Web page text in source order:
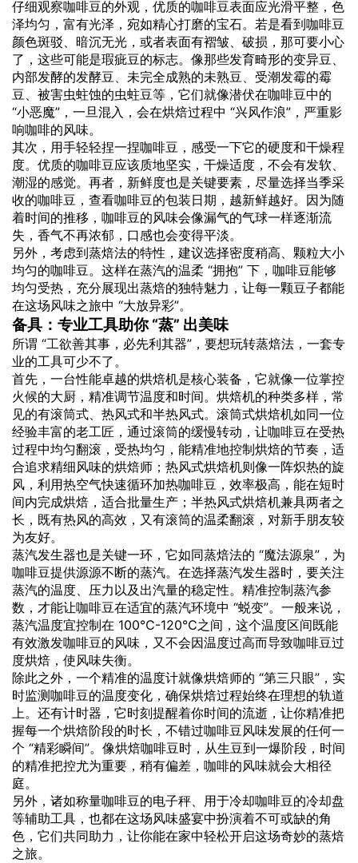
仔细观察咖啡豆的外观，优质的咖啡豆表面应光滑平整，色
泽均匀，富有光泽，宛如精心打磨的宝石。若是看到咖啡豆
颜色斑驳、暗沉无光，或者表面有褶皱、破损，那可要小心
了，这些可能是瑕疵豆的标志。像那些发育畸形的变异豆、
内部发酵的发酵豆、未完全成熟的未熟豆、受潮发霉的霉
豆、被害虫蛀蚀的虫蛀豆等，它们就像潜伏在咖啡豆中的
“小恶魔”，一旦混入，会在烘焙过程中 “兴风作浪”，严重影
响咖啡的风味。
其次，用手轻轻捏一捏咖啡豆，感受一下它的硬度和干燥程
度。优质的咖啡豆应该质地坚实，干燥适度，不会有发软、
潮湿的感觉。再者，新鲜度也是关键要素，尽量选择当季采
收的咖啡豆，查看咖啡豆的包装日期，越新鲜越好。因为随
着时间的推移，咖啡豆的风味会像漏气的气球一样逐渐流
失，香气不再浓郁，口感也会变得平淡。
另外，考虑到蒸焙法的特性，建议选择密度稍高、颗粒大小
均匀的咖啡豆。这样在蒸汽的温柔 “拥抱” 下，咖啡豆能够
均匀受热，充分展现出蒸焙的独特魅力，让每一颗豆子都能
在这场风味之旅中 “大放异彩”。
备具：专业工具助你 “蒸” 出美味
所谓 “工欲善其事，必先利其器”，要想玩转蒸焙法，一套专
业的工具可少不了。
首先，一台性能卓越的烘焙机是核心装备，它就像一位掌控
火候的大厨，精准调节温度和时间。烘焙机的种类多样，常
见的有滚筒式、热风式和半热风式。滚筒式烘焙机如同一位
经验丰富的老工匠，通过滚筒的缓慢转动，让咖啡豆在受热
过程中均匀翻滚，受热均匀，能精准地控制烘焙的节奏，适
合追求精细风味的烘焙师；热风式烘焙机则像一阵炽热的旋
风，利用热空气快速循环加热咖啡豆，效率极高，能在短时
间内完成烘焙，适合批量生产；半热风式烘焙机兼具两者之
长，既有热风的高效，又有滚筒的温柔翻滚，对新手朋友较
为友好。
蒸汽发生器也是关键一环，它如同蒸焙法的 “魔法源泉”，为
咖啡豆提供源源不断的蒸汽。在选择蒸汽发生器时，要关注
蒸汽的温度、压力以及出汽量的稳定性。精准控制蒸汽参
数，才能让咖啡豆在适宜的蒸汽环境中 “蜕变”。一般来说，
蒸汽温度宜控制在 100℃-120℃之间，这个温度区间既能
有效激发咖啡豆的风味，又不会因温度过高而导致咖啡豆过
度烘焙，使风味失衡。
除此之外，一个精准的温度计就像烘焙师的 “第三只眼”，实
时监测咖啡豆的温度变化，确保烘焙过程始终在理想的轨道
上。还有计时器，它时刻提醒着你时间的流逝，让你精准把
握每一个烘焙阶段的时长，不错过咖啡豆风味发展的任何一
个 “精彩瞬间”。像烘焙咖啡豆时，从生豆到一爆阶段，时间
的精准把控尤为重要，稍有偏差，咖啡的风味就会大相径
庭。
另外，诸如称量咖啡豆的电子秤、用于冷却咖啡豆的冷却盘
等辅助工具，也都在这场风味盛宴中扮演着不可或缺的角
色，它们共同助力，让你能在家中轻松开启这场奇妙的蒸焙
之旅。